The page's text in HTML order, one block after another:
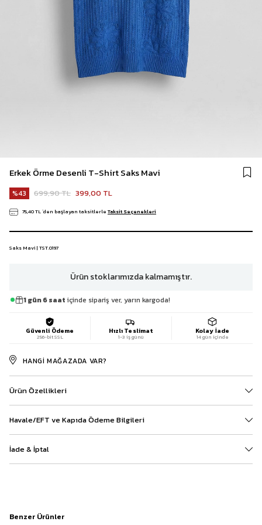
Erkek Örme Desenli T-Shirt Saks Mavi
43 699,90 TL 399,00 TL
75,40 TL`den başlayan taksitlerle Taksit Seçenekleri
Saks Mavi | TST.0197
Ürün stoklarımızda kalmamıştır.
1 gün 6 saat içinde sipariş ver, yarın kargoda!
Güvenli Ödeme
256-bit SSL
Hızlı Teslimat
1-3 iş günü
Kolay İade
14 gün içinde
HANGI MAĞAZADA VAR?
Ürün Özellikleri
Havale/EFT ve Kapıda Ödeme Bilgileri
İade & İptal
Benzer Ürünler